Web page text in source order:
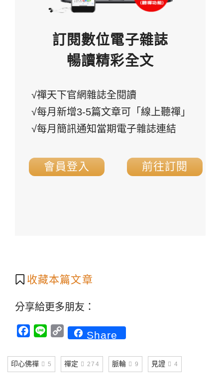
訂閱數位電子雜誌
暢讀精彩全文
√禪天下官網雜誌全閱讀
√每月新增3-5篇文章可「線上聽禪」
√每月簡訊通知當期電子雜誌連結
會員登入 前往訂閱
收藏本篇文章
分享給更多朋友：
Facebook
Line CopyShare
印心佛禪 5 禪定 274 脈輪 9 見證 4